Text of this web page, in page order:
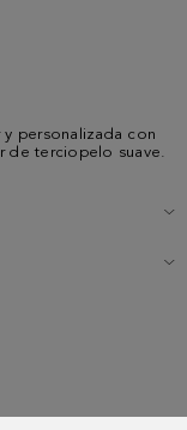
y personalizada con
de terciopelo suave.